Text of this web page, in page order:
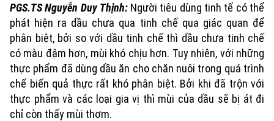
PGS.TS Nguyễn Duy Thịnh: Người tiêu dùng tinh tế có thể
phát hiện ra dầu chưa qua tinh chế qua giác quan để
phân biệt, bởi so với dầu tinh chế thì dầu chưa tinh chế
có màu đậm hơn, mùi khó chịu hơn. Tuy nhiên, với những
thực phẩm đã dùng dầu ăn cho chăn nuôi trong quá trình
chế biến quả thực rất khó phân biệt. Bởi khi đã trộn với
thực phẩm và các loại gia vị thì mùi của dầu sẽ bị át đi
chỉ còn thấy mùi thơm.